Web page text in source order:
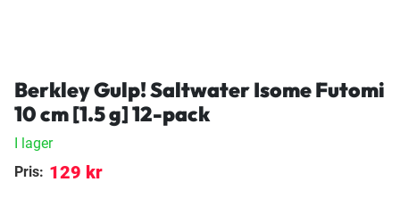
Berkley Gulp! Saltwater Isome Futomi
10 cm [1.5 g] 12-pack
I lager
Pris: 129 kr